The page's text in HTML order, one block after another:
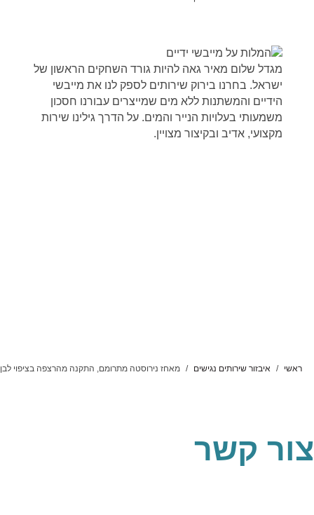
מגדל שלום מאיר גאה להיות גורד השחקים הראשון של
ישראל. בחרנו בירוק שירותים לספק לנו את מייבשי
הידיים והמשתנות ללא מים שמייצרים עבורנו חסכון
משמעותי בעלויות הנייר והמים. על הדרך גילינו שירות
מקצועי, אדיב ובקיצור מצויין.
ראשי איבזור שירותים נגישים מאחז נירוסטה מתרומם, התקנה מהרצפה בציפוי לבן
צור קשר